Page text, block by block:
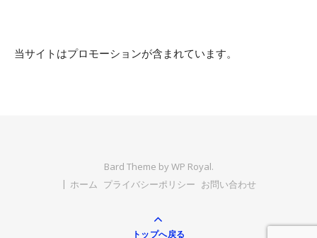
当サイトはプロモーションが含まれています。
Bard Theme byWP Royal.
ホーム プライバシーポリシー お問い合わせ
トップへ戻る